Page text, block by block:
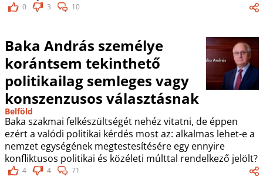
0 3 10
Baka András személye
korántsem tekinthető
politikailag semleges vagy
konszenzusos választásnak
Belföld
Baka szakmai felkészültségét nehéz vitatni, de éppen
ezért a valódi politikai kérdés most az: alkalmas lehet-e a
nemzet egységének megtestesítésére egy ennyire
konfliktusos politikai és közéleti múlttal rendelkező jelölt?
4 4 71